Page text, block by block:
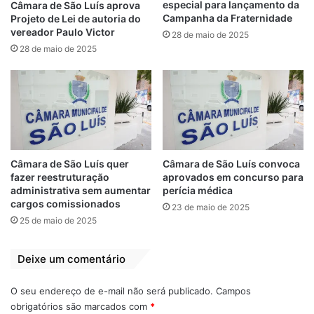
Concurso Denúncia Fraude
Câmara de São Luís aprova
Projeto de Lei de autoria do
vereador Paulo Victor
28 de maio de 2025
especial para lançamento da
Campanha da Fraternidade
28 de maio de 2025
Câmara de São Luís quer
fazer reestruturação
administrativa sem aumentar
cargos comissionados
25 de maio de 2025
Câmara de São Luís convoca
aprovados em concurso para
perícia médica
23 de maio de 2025
Deixe um comentário
O seu endereço de e-mail não será publicado. Campos
obrigatórios são marcados com *